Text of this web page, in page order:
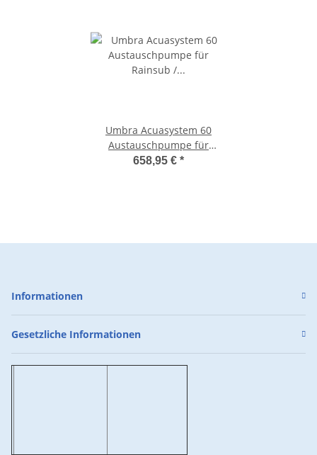
Umbra Acuasystem 60
Austauschpumpe für
Rainsub / Combipress
658,95 € *
Informationen
Gesetzliche Informationen